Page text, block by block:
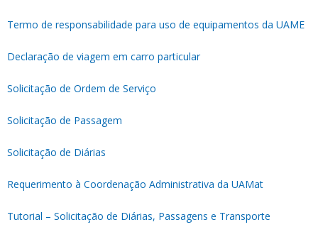
Termo de responsabilidade para uso de equipamentos da UAME
Declaração de viagem em carro particular
Solicitação de Ordem de Serviço
Solicitação de Passagem
Solicitação de Diárias
Requerimento à Coordenação Administrativa da UAMat
Tutorial – Solicitação de Diárias, Passagens e Transporte